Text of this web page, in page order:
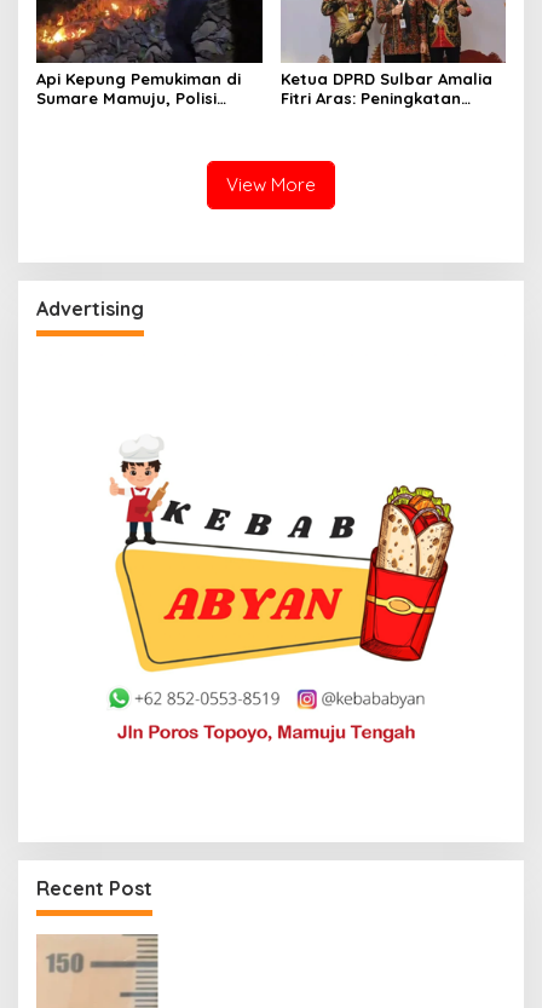
Api Kepung Pemukiman di
Sumare Mamuju, Polisi
Ketua DPRD Sulbar Amalia
Fitri Aras: Peningkatan
View More
Advertising
Recent Post